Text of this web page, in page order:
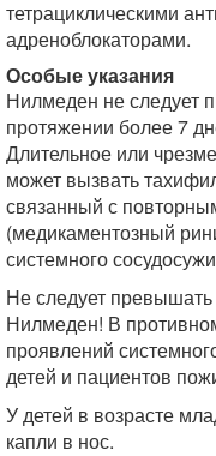
тетрациклическими
адреноблокаторами.
Особые указания
Нилмеден не следует
протяжении более 7
Длительное или
может вызвать
связанный с
(медикаментозный
системного
Не следует
Нилмеден! В
проявлений
детей и пациентов
У детей в возрасте
капли в нос.